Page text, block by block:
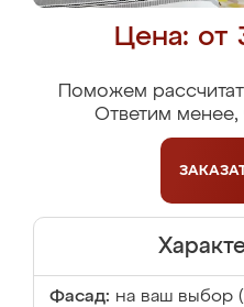
Цена: от
Поможем
Ответим менее,
Фасад: на ваш выбор